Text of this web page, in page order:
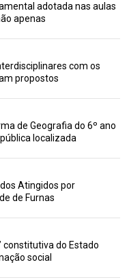
adotada nas aulas
apenas
com os
propostos
de Geografia do 6º ano
localizada
Atingidos por
de Furnas
constitutiva do Estado
social